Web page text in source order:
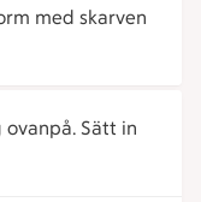
med skarven
Sätt in